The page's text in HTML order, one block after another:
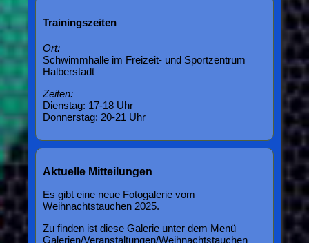
Trainingszeiten
Ort:
Schwimmhalle im Freizeit- und Sportzentrum
Halberstadt
Zeiten:
Dienstag: 17-18 Uhr
Donnerstag: 20-21 Uhr
Aktuelle Mitteilungen
Es gibt eine neue Fotogalerie vom
Weihnachtstauchen 2025.
Zu finden ist diese Galerie unter dem Menü
Galerien/Veranstaltungen/Weihnachtstauchen